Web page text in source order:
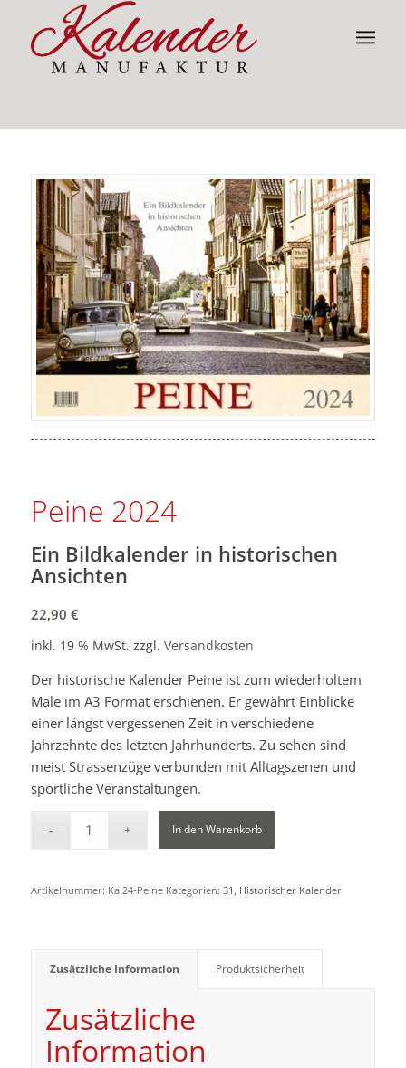
Peine 2024
Ein Bildkalender in historischen
Ansichten
22,90 €
inkl. 19 % MwSt. zzgl. Versandkosten
Der historische Kalender Peine ist zum wiederholtem
Male im A3 Format erschienen. Er gewährt Einblicke
einer längst vergessenen Zeit in verschiedene
Jahrzehnte des letzten Jahrhunderts. Zu sehen sind
meist Strassenzüge verbunden mit Alltagszenen und
sportliche Veranstaltungen.
In den Warenkorb
Artikelnummer: Kal24-Peine Kategorien: 31 Historischer Kalender
Zusätzliche Information Produktsicherheit
Zusätzliche
Information